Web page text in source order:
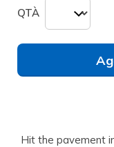
QTÀ
Hit the pavement